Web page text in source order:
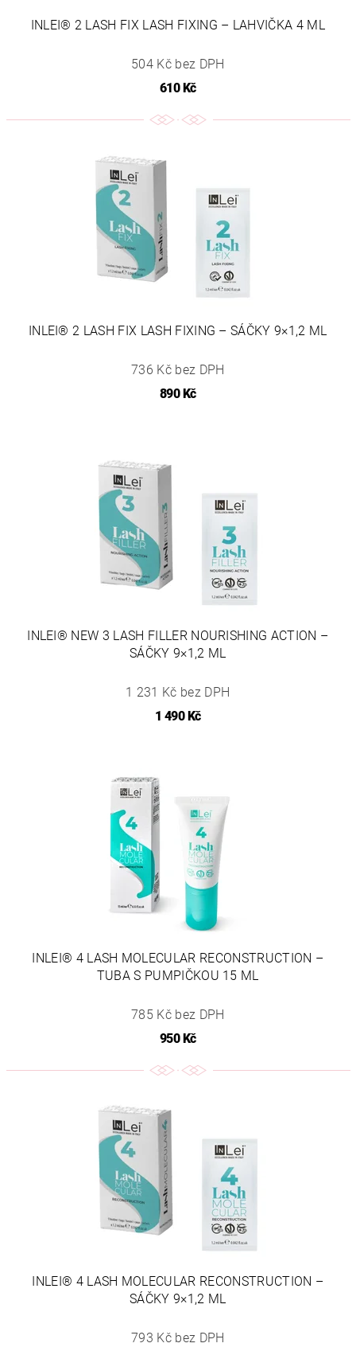
INLEI® 2 LASH FIX LASH FIXING – LAHVIČKA 4 ML
504 Kč bez DPH
610 Kč
INLEI® 2 LASH FIX LASH FIXING – SÁČKY 9×1,2 ML
736 Kč bez DPH
890 Kč
INLEI® NEW 3 LASH FILLER NOURISHING ACTION –
SÁČKY 9×1,2 ML
1 231 Kč bez DPH
1 490 Kč
INLEI® 4 LASH MOLECULAR RECONSTRUCTION –
TUBA S PUMPIČKOU 15 ML
785 Kč bez DPH
950 Kč
INLEI® 4 LASH MOLECULAR RECONSTRUCTION –
SÁČKY 9×1,2 ML
793 Kč bez DPH